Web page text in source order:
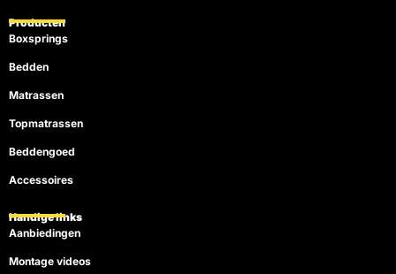
Producten
Boxsprings
Bedden
Matrassen
Topmatrassen
Beddengoed
Accessoires
Handige links
Aanbiedingen
Montage videos